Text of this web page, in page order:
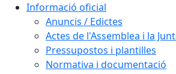
Informació oficial
Anuncis / Edictes
Actes de l'Assemblea i la
Pressupostos i plantilles
Normativa i documentació